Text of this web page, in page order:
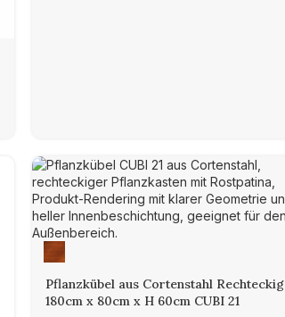
Pflanzkübel aus Cortenstahl Rechteckig
180cm x 80cm x H 60cm CUBI 21